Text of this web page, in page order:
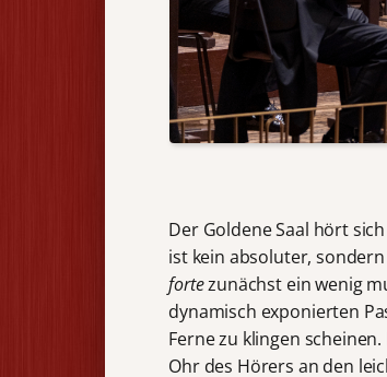
Der Goldene Saal hört
ist kein absoluter,
fortezunächst ein wenig
dynamisch exponierten
Ferne zu klingen
Ohr des Hörers an den